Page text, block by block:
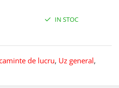
IN STOC
de lucru, Uz general,